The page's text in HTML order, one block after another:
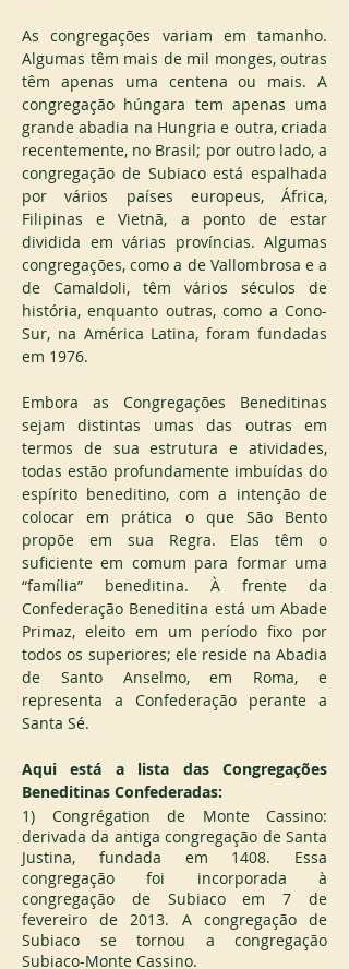
As congregações variam em tamanho.
Algumas têm mais de mil monges, outras
têm apenas uma centena ou mais. A
congregação húngara tem apenas uma
grande abadia na Hungria e outra, criada
recentemente, no Brasil; por outro lado, a
congregação de Subiaco está espalhada
por vários países europeus, África,
Filipinas e Vietnã, a ponto de estar
dividida em várias províncias. Algumas
congregações, como a de Vallombrosa e a
de Camaldoli, têm vários séculos de
história, enquanto outras, como a Cono-
Sur, na América Latina, foram fundadas
em 1976.
Embora as Congregações Beneditinas
sejam distintas umas das outras em
termos de sua estrutura e atividades,
todas estão profundamente imbuídas do
espírito beneditino, com a intenção de
colocar em prática o que São Bento
propõe em sua Regra. Elas têm o
suficiente em comum para formar uma
“família” beneditina. À frente da
Confederação Beneditina está um Abade
Primaz, eleito em um período fixo por
todos os superiores; ele reside na Abadia
de Santo Anselmo, em Roma, e
representa a Confederação perante a
Santa Sé.
Aqui está a lista das Congregações
Beneditinas Confederadas:
1) Congrégation de Monte Cassino:
derivada da antiga congregação de Santa
Justina, fundada em 1408. Essa
congregação foi incorporada à
congregação de Subiaco em 7 de
fevereiro de 2013. A congregação de
Subiaco se tornou a congregação
Subiaco-Monte Cassino.